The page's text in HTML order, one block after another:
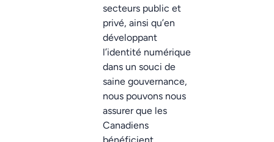
secteurs public et
privé, ainsi qu’en
développant
l’identité numérique
dans un souci de
saine gouvernance,
nous pouvons nous
assurer que les
Canadiens